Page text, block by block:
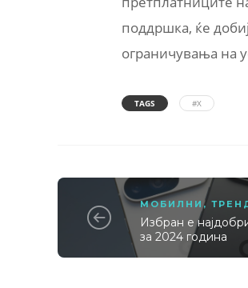
поддршка, ќе
ограничувања на
TAGS #X
МОБИЛНИ,
Избран е
за 2024 година